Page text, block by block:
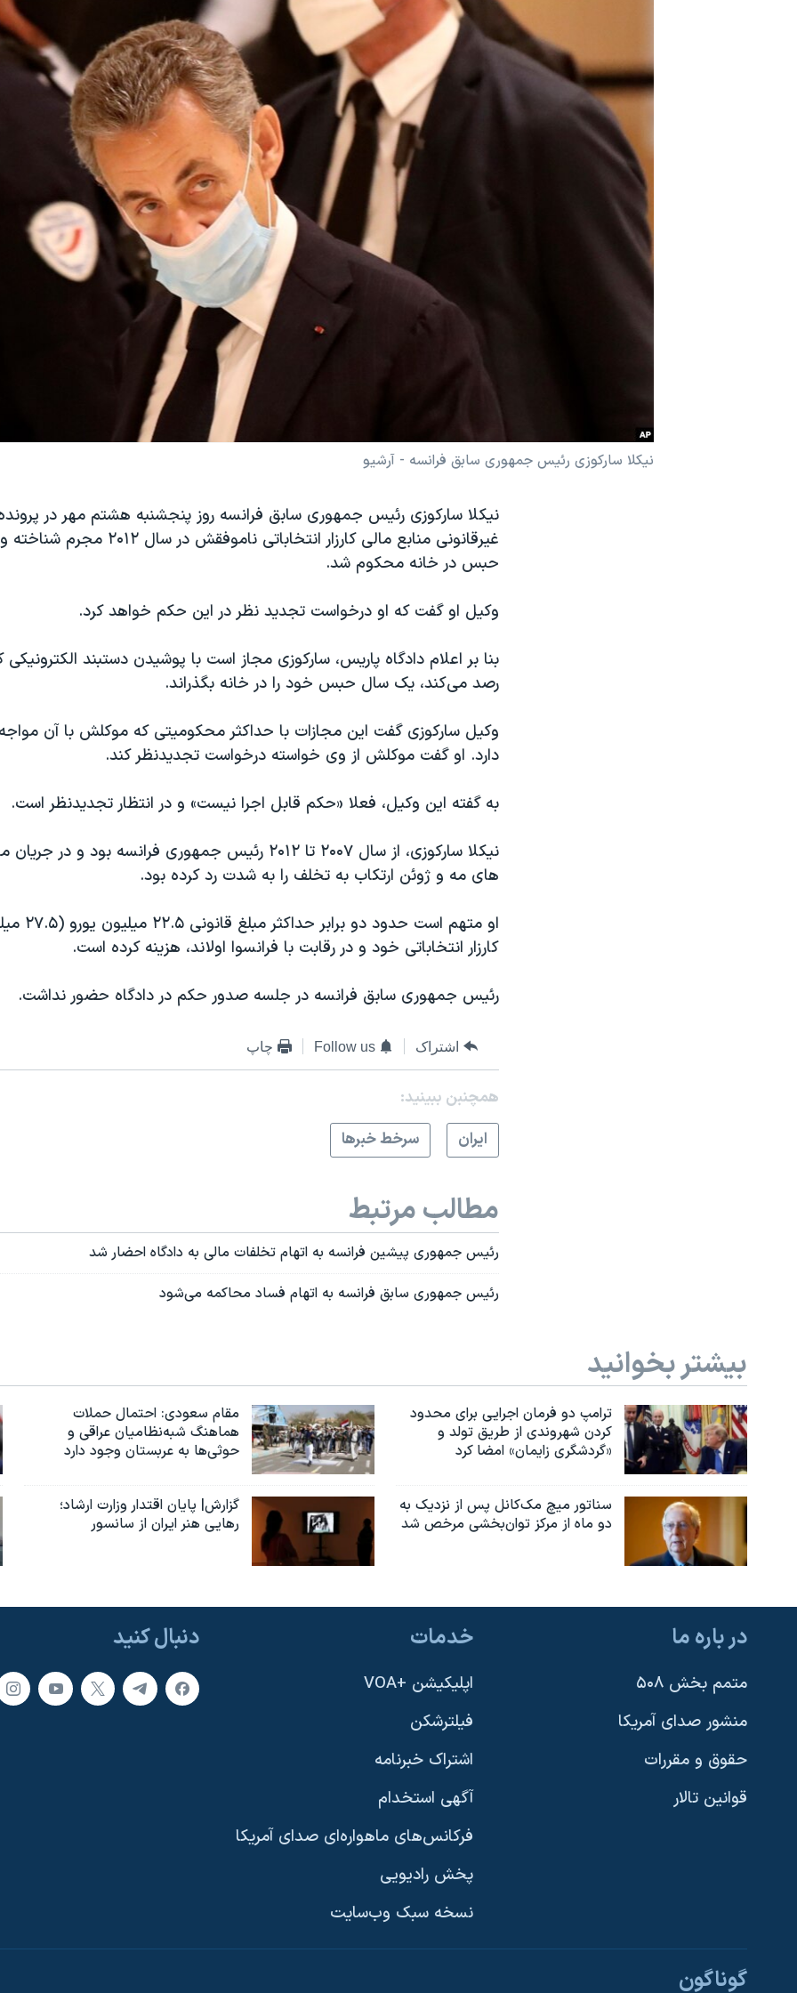
حمله جمهوری اسلامی به اسرائیل
اعتراضات زن، زندگی، آزادی
همایش محافظه‌کاران آمریکا «سی‌پک»
دنبال کنید
نیکلا سارکوزی رئیس جمهوری سابق فرانسه - آرشیو
نیکلا سارکوزی رئیس جمهوری سابق فرانسه روز پنجشنبه هشتم مهر در
غیرقانونی منابع مالی کارزار انتخاباتی
حبس در خانه محکوم شد.
وکیل او گفت که او درخواست تجدید نظر در این حکم خواهد کرد.
بنا بر اعلام دادگاه پاریس، سارکوزی مجاز است با پوشیدن دستبند
رصد می‌کند، یک سال حبس خود را در خانه بگذراند.
وکیل سارکوزی گفت این مجازات با حداکثر محکومیتی که موکلش با آن
دارد. او گفت موکلش از وی خواسته درخواست تجدید‌نظر کند.
به گفته این وکیل، فعلا «حکم قابل اجرا نیست» و در انتظار تجدیدنظر است.
نیکلا سارکوزی، از سال ۲۰۰۷ تا ۲۰۱۲ رئیس جمهوری فرانسه بود و
های مه و ژوئن ارتکاب به تخلف را به شدت رد کرده بود.
او متهم است
کارزار انتخاباتی خود و در رقابت با فرانسوا اولاند، هزینه کرده است.
رئیس جمهوری سابق فرانسه در جلسه صدور حکم در دادگاه حضور نداشت.
اشتراک Follow us چاپ
همچنبن ببینید:
ايران
سرخط خبرها
مطالب مرتبط
رئیس جمهوری پیشین فرانسه به اتهام تخلفات مالی به دادگاه احضار شد
رئیس جمهوری سابق فرانسه به اتهام فساد محاکمه می‌شود
بیشتر بخوانید
ترامپ دو فرمان اجرایی برای محدود
کردن شهروندی از طریق تولد و
«گردشگری زایمان» امضا کرد
مقام سعودی: احتمال حملات
هماهنگ شبه‌نظامیان عراقی و
حوثی‌ها به عربستان وجود دارد
سناتور میچ مک‌کانل پس از نزدیک به
دو ماه از مرکز توان‌بخشی مرخص شد
گزارش| پایان اقتدار وزارت ارشاد؛
رهایی هنر ایران از سانسور
دنبال کنید در باره ما
متمم بخش ۵۰۸
منشور صدای آمریکا
حقوق و مقررات
قوانین تالار
خدمات
اپلیکیشن +VOA
فیلترشکن
اشتراک خبرنامه
آگهی استخدام
فرکانس‌های ماهواره‌ای صدای آمریکا
پخش رادیویی
نسخه سبک وب‌سایت
گوناگون